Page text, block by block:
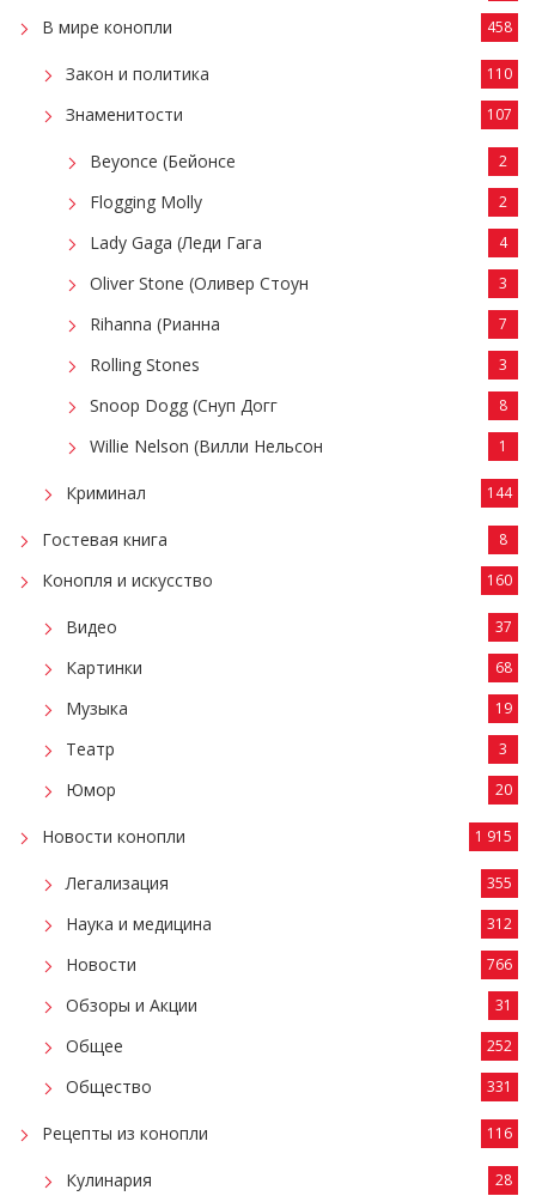
В мире конопли 458
Закон и политика 110
Знаменитости 107
Beyonce (Бейонсе 2
Flogging Molly 2
Lady Gaga (Леди Гага 4
Oliver Stone (Оливер Стоун 3
Rihanna (Рианна 7
Rolling Stones 3
Snoop Dogg (Снуп Догг 8
Willie Nelson (Вилли Нельсон 1
Криминал 144
Гостевая книга 8
Конопля и искусство 160
Видео 37
Картинки 68
Музыка 19
Театр 3
Юмор 20
Новости конопли 1 915
Легализация 355
Наука и медицина 312
Новости 766
Обзоры и Акции 31
Общее 252
Общество 331
Рецепты из конопли 116
Кулинария 28